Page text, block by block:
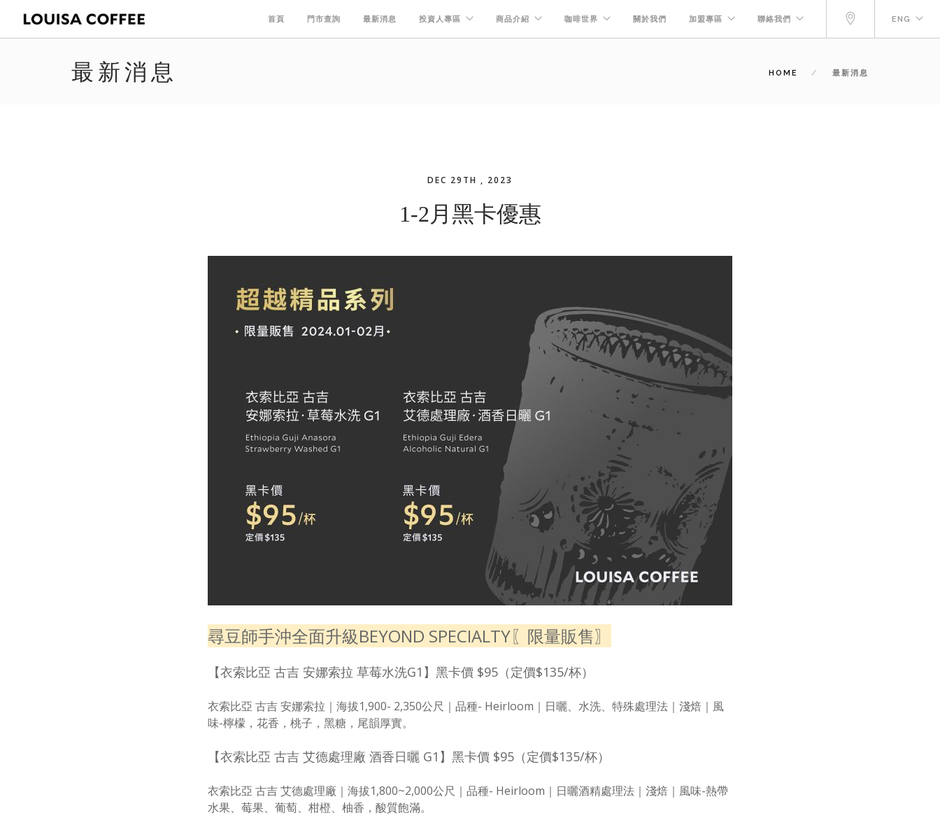
首頁 門市查詢 最新消息 投資人專區 商品介紹 咖啡世界 關於我們 加盟專區 聯絡我們 ENG
最新消息 HOME 最新消息
DEC 29TH , 2023
1-2月黑卡優惠
尋豆師手沖全面升級BEYOND SPECIALTY〖限量販售〗
【衣索比亞 古吉 安娜索拉 草莓水洗G1】黑卡價 $95（定價$135/杯）
衣索比亞 古吉 安娜索拉｜海拔1,900- 2,350公尺｜品種- Heirloom｜日曬、水洗、特殊處理法｜淺焙｜風
味-檸檬，花香，桃子，黑糖，尾韻厚實。
【衣索比亞 古吉 艾德處理廠 酒香日曬 G1】黑卡價 $95（定價$135/杯）
衣索比亞 古吉 艾德處理廠｜海拔1,800~2,000公尺｜品種- Heirloom｜日曬酒精處理法｜淺焙｜風味-熱帶
水果、莓果、葡萄、柑橙、柚香，酸質飽滿。